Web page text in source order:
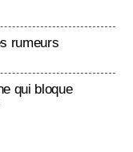
rumeurs
qui bloque